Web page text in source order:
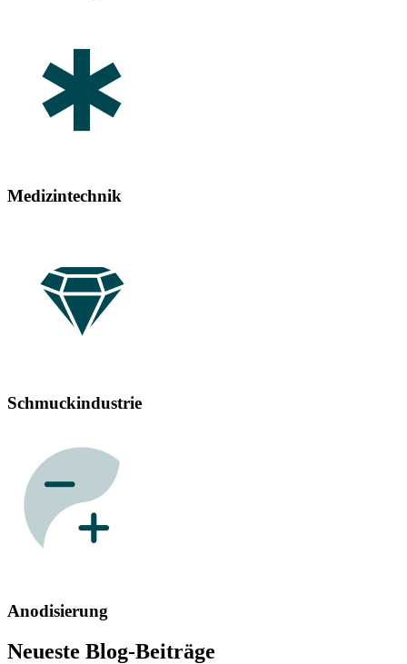
Medizintechnik
Schmuckindustrie
Anodisierung
Neueste Blog-Beiträge